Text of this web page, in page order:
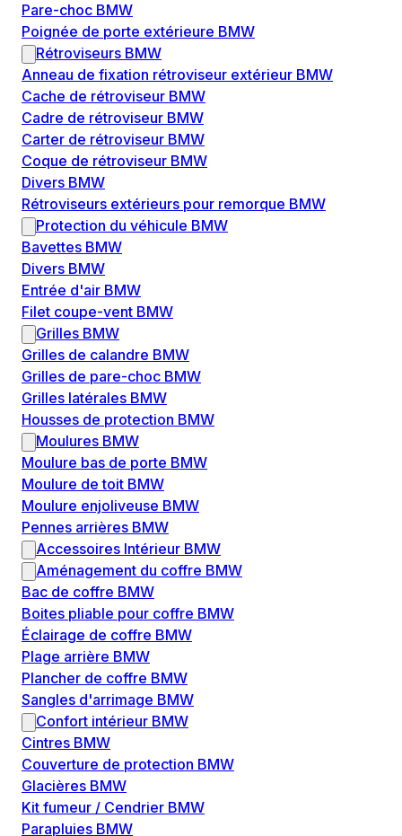
Pare-choc BMW
Poignée de porte extérieure BMW
Rétroviseurs BMW
Anneau de fixation rétroviseur extérieur BMW
Cache de rétroviseur BMW
Cadre de rétroviseur BMW
Carter de rétroviseur BMW
Coque de rétroviseur BMW
Divers BMW
Rétroviseurs extérieurs pour remorque BMW
Protection du véhicule BMW
Bavettes BMW
Divers BMW
Entrée d'air BMW
Filet coupe-vent BMW
Grilles BMW
Grilles de calandre BMW
Grilles de pare-choc BMW
Grilles latérales BMW
Housses de protection BMW
Moulures BMW
Moulure bas de porte BMW
Moulure de toit BMW
Moulure enjoliveuse BMW
Pennes arrières BMW
Accessoires Intérieur BMW
Aménagement du coffre BMW
Bac de coffre BMW
Boites pliable pour coffre BMW
Éclairage de coffre BMW
Plage arrière BMW
Plancher de coffre BMW
Sangles d'arrimage BMW
Confort intérieur BMW
Cintres BMW
Couverture de protection BMW
Glacières BMW
Kit fumeur / Cendrier BMW
Parapluies BMW